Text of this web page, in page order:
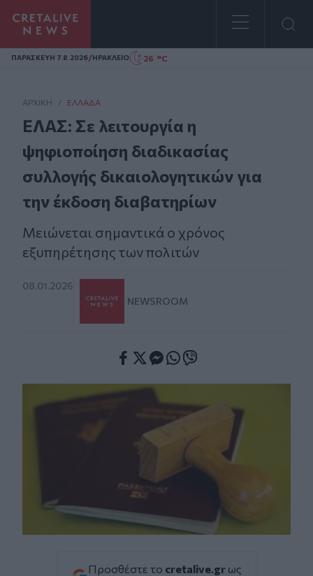
Homepage
ΠΑΡΑΣΚΕΥΗ 7.8.2026/ΗΡΑΚΛΕΙΟ 26 °C
ΑΡΧΙΚΗ / ΕΛΛΆΔΑ
ΕΛΑΣ: Σε λειτουργία η
ψηφιοποίηση διαδικασίας
συλλογής δικαιολογητικών για
την έκδοση διαβατηρίων
Μειώνεται σημαντικά ο χρόνος
εξυπηρέτησης των πολιτών
08.01.2026
NEWSROOM
Προσθέστε το cretalive.gr ως